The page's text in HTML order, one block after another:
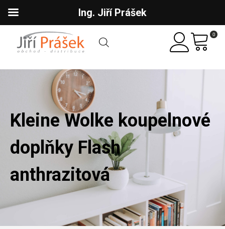
0
Kleine Wolke koupelnové
doplňky Flash
anthrazitová
Ing. Jiří Prášek